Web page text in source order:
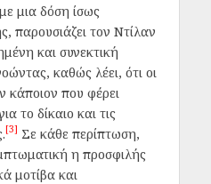
μια δόση ίσως
παρουσιάζει τον Ντίλαν
και συνεκτική
καθώς λέει, ότι οι
κάποιον που φέρει
το δίκαιο και τις
[3] Σε κάθε περίπτωση,
η προσφιλής
μοτίβα και